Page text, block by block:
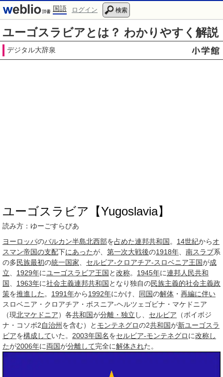
国語 ログイン 検索
ユーゴスラビアとは？ わかりやすく解説
デジタル大辞泉
ユーゴスラビア【Yugoslavia】
読み方：ゆーごすらびあ
ヨーロッパのバルカン半島北西部を占めた連邦共和国 。 14世紀からオ
スマン帝国の支配下にあったが、 第一次大戦後の1918年 南スラブ系
の多民族最初の統一国家 セルビア‐クロアチア‐スロベニア王国が成
立
1929年にユーゴスラビア王国 と改称。 1945年に連邦人民共和
国
1963年に社会主義連邦共和国 となり独自の民族主義的社会主義政
策を推進した 。 1991年から1992年にかけ、 同国の解体 ・ 再編に伴い
スロベニア・クロアチア・ボスニア‐ヘルツェゴビナ・マケドニア
（現北マケドニア）各共和国が分離・独立 し、 セルビア （ボイボジ
ナ・コソボ2自治州 を含む）と モンテネグロの2共和国が新ユーゴスラ
ビアを構成していた。 2003年国名をセルビア‐モンテネグロに改称し
たが2006年に両国が分離して完全に解体された。